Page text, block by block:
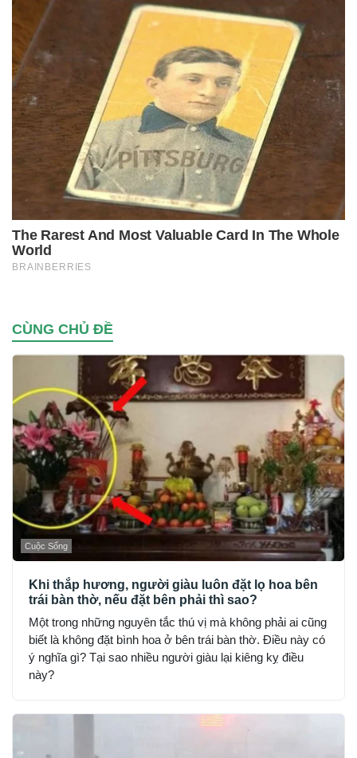
CÙNG CHỦ ĐỀ
Cuộc Sống
Khi thắp hương, người giàu luôn đặt lọ hoa bên
trái bàn thờ, nếu đặt bên phải thì sao?
Một trong những nguyên tắc thú vị mà không phải ai cũng
biết là không đặt bình hoa ở bên trái bàn thờ. Điều này có
ý nghĩa gì? Tại sao nhiều người giàu lại kiêng kỵ điều
này?